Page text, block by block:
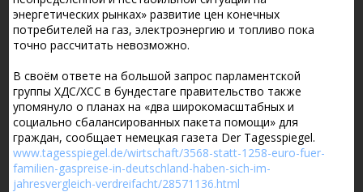
энергетических рынках» развитие цен конечных
потребителей на газ, электроэнергию и топливо пока
точно рассчитать невозможно.
В своём ответе на большой запрос парламентской
группы ХДС/ХСС в бундестаге правительство также
упомянуло о планах на «два широкомасштабных и
социально сбалансированных пакета помощи» для
граждан, сообщает немецкая газета Der Tagesspiegel.
www.tagesspiegel.de/wirtschaft/3568-statt-1258-euro-fuer-
familien-gaspreise-in-deutschland-haben-sich-im-
jahresvergleich-verdreifacht/28571136.html